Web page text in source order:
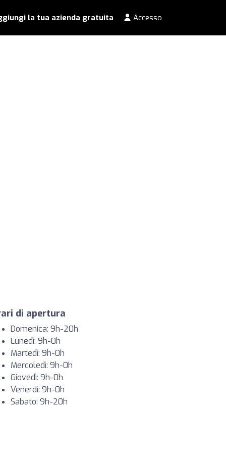
la tua azienda gratuita Accesso
di apertura
Domenica: 9h-20h
Lunedì: 9h-0h
Martedì: 9h-0h
Mercoledì: 9h-0h
Giovedì: 9h-0h
Venerdì: 9h-0h
Sabato: 9h-20h